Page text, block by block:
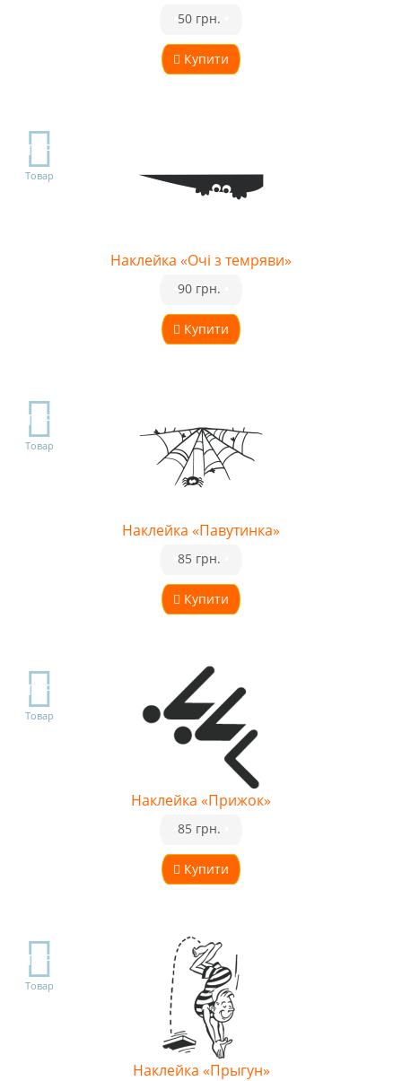
Купити
50 грн.
TOP
Товар
Наклейка «Очі з темряви»
Купити
90 грн.
TOP
Товар
Наклейка «Павутинка»
Купити
85 грн.
TOP
Товар
Наклейка «Прижок»
Купити
85 грн.
TOP
Товар
Наклейка «Прыгун»